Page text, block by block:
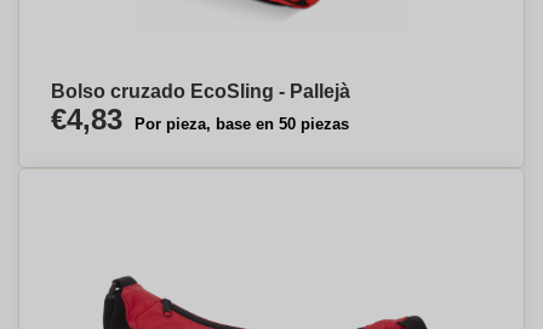
Bolso cruzado EcoSling - Pallejà
€4,83 Por pieza, base en 50 piezas